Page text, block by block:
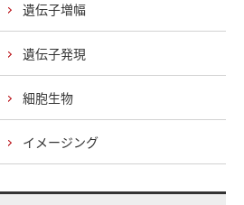
遺伝子増幅
遺伝子発現
細胞生物
イメージング